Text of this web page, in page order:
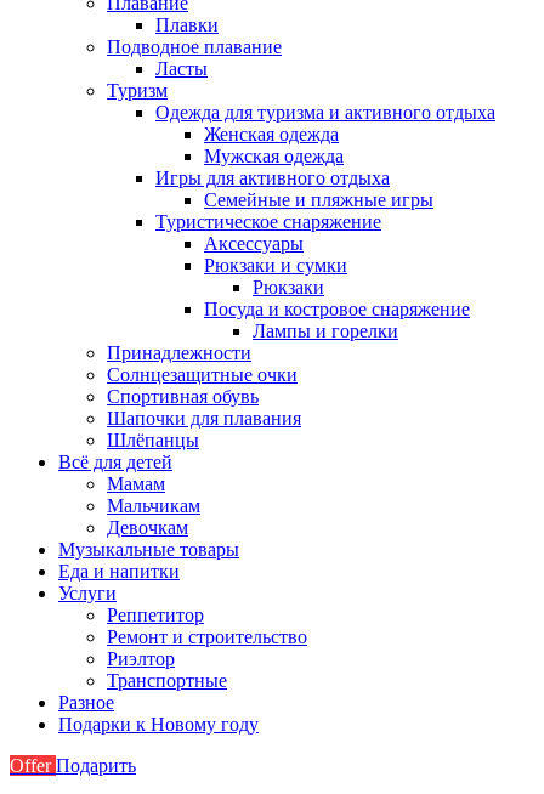
Плавки
Подводное плавание
Ласты
Туризм
Одежда для туризма и активного отдыха
Женская одежда
Мужская одежда
Игры для активного отдыха
Семейные и пляжные игры
Туристическое снаряжение
Аксессуары
Рюкзаки и сумки
Рюкзаки
Посуда и костровое снаряжение
Лампы и горелки
Принадлежности
Солнцезащитные очки
Спортивная обувь
Шапочки для плавания
Шлёпанцы
Всё для детей
Мамам
Мальчикам
Девочкам
Музыкальные товары
Еда и напитки
Услуги
Реппетитор
Ремонт и строительство
Риэлтор
Транспортные
Разное
Подарки к Новому году
OfferПодарить